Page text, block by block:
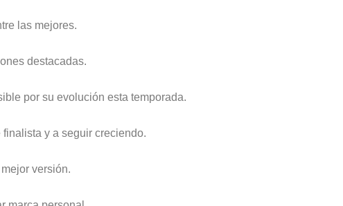
las mejores.
destacadas.
por su evolución esta temporada.
y a seguir creciendo.
versión.